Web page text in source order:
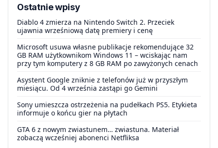
Ostatnie wpisy
Diablo 4 zmierza na Nintendo Switch 2. Przeciek
ujawnia wrześniową datę premiery i cenę
Microsoft usuwa własne publikacje rekomendujące 32
GB RAM użytkownikom Windows 11 – wciskając nam
przy tym komputery z 8 GB RAM po zawyżonych cenach
Asystent Google zniknie z telefonów już w przyszłym
miesiącu. Od 4 września zastąpi go Gemini
Sony umieszcza ostrzeżenia na pudełkach PS5. Etykieta
informuje o końcu gier na płytach
GTA 6 z nowym zwiastunem… zwiastuna. Materiał
zobaczą wcześniej abonenci Netfliksa